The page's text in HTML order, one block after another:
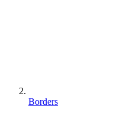
Borders